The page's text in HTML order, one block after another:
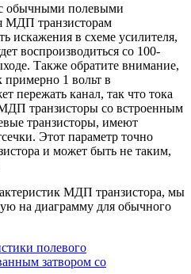
обычными полевыми
МДП транзисторам
искажения в схеме усилителя,
воспроизводиться со 100-
Также обратите внимание,
примерно 1 вольт в
пережать канал, так что тока
МДП транзисторы со встроенным
транзисторы, имеют
Этот параметр точно
и может быть не таким,
МДП транзистора, мы
на диаграмму для обычного